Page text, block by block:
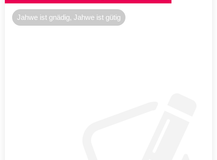
Jahwe ist gnädig, Jahwe ist gütig